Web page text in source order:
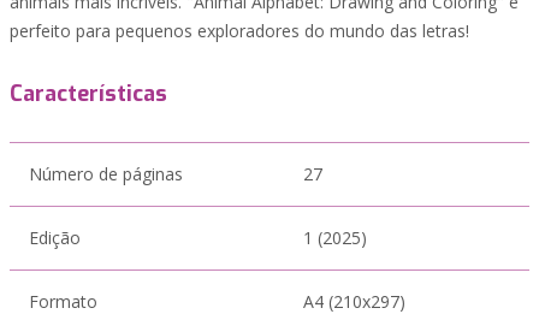
perfeito para pequenos exploradores do mundo das letras!
Características
Número de páginas 27
Edição 1 (2025)
Formato A4 (210x297)